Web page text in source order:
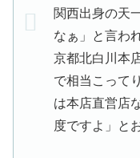
関西出身の天
なぁ」と言わ
京都北白川本
で相当こって
は本店直営店
度ですよ」と